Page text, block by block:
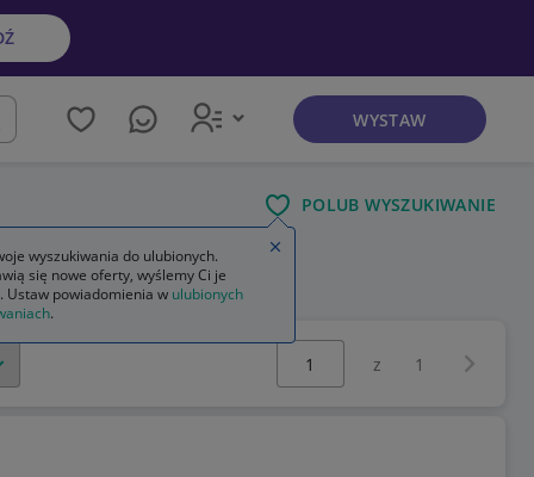
WYSTAW
POLUB WYSZUKIWANIE
Wybierz stronę:
z 1
wyszukiwania do ulubionych.
się nowe oferty, wyślemy Ci je
Ustaw powiadomienia w ulubionych
.
Zamknij wskazówkę